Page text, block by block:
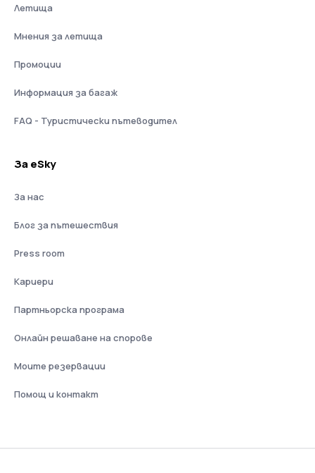
Летища
Мнения за летища
Промоции
Информация за багаж
FAQ - Туристически пътеводител
За eSky
За нас
Блог за пътешествия
Press room
Кариери
Партньорска програма
Онлайн решаване на спорове
Моите резервации
Помощ и контакт